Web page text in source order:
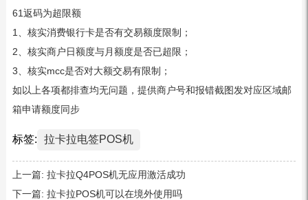
61返码为超限额
1、核实消费银行卡是否有交易额度限制；
2、核实商户日额度与月额度是否已超限；
3、核实mcc是否对大额交易有限制；
如以上各项都排查均无问题，提供商户号和报错截图发对应区域邮
箱申请额度同步
标签: 拉卡拉电签POS机
上一篇: 拉卡拉Q4POS机无应用激活成功
下一篇: 拉卡拉POS机可以在境外使用吗